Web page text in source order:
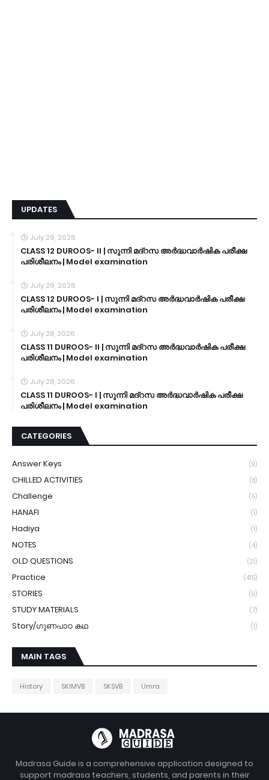
UPDATES
July 29, 2026
CLASS 12 DUROOS- II | സുന്നി മദ്റസ അർദ്ധവാർഷിക പരീക്ഷ
പരിശീലനം | Model examination
July 29, 2026
CLASS 12 DUROOS- I | സുന്നി മദ്റസ അർദ്ധവാർഷിക പരീക്ഷ
പരിശീലനം | Model examination
July 28, 2026
CLASS 11 DUROOS- II | സുന്നി മദ്റസ അർദ്ധവാർഷിക പരീക്ഷ
പരിശീലനം | Model examination
July 28, 2026
CLASS 11 DUROOS- I | സുന്നി മദ്റസ അർദ്ധവാർഷിക പരീക്ഷ
പരിശീലനം | Model examination
CATEGORIES
Answer Keys (9)
CHILLED ACTIVITIES (8)
Challenge (5)
HANAFI (1)
Hadiya (1)
NOTES (4)
OLD QUESTIONS (21)
Practice (415)
STORIES (9)
STUDY MATERIALS (7)
Story/ഗുണപാഠ കഥ (1)
MAIN TAGS
History SKIMVB SKSVB Umra
Madrasa Guide is a comprehensive application designed to
support madrasa teachers, students, and parents in their